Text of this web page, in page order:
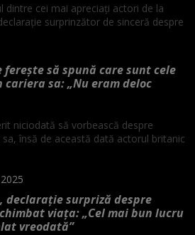
dintre cei mai apreciați actori de la
surprinzător de sinceră despre
ferește să spună care sunt cele
sa: „Nu eram deloc
niciodată să vorbească despre
însă de această dată actorul britanic
declarație surpriză despre
viața: „Cel mai bun lucru
vreodată”